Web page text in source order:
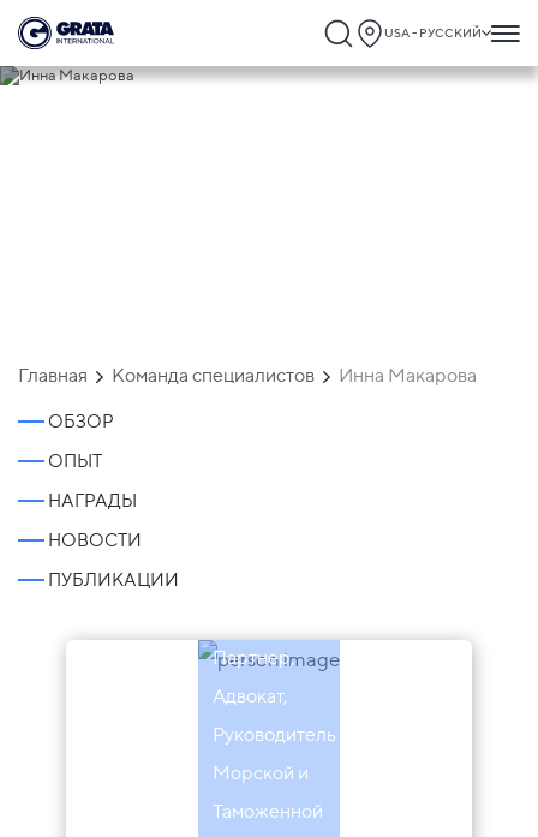
USA - РУССКИЙ
Главная Команда специалистов Инна Макарова
ОБЗОР
ОПЫТ
НАГРАДЫ
НОВОСТИ
ПУБЛИКАЦИИ
Партнер,
Адвокат,
Руководитель
Морской и
Таможенной